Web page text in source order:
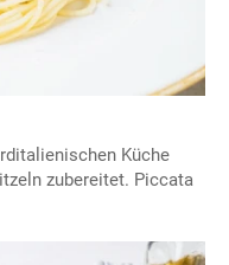
Küche
zubereitet. Piccata